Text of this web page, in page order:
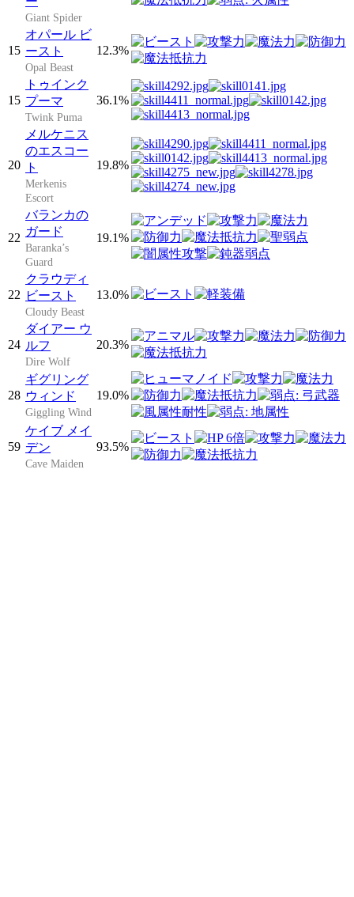
Giant Spider
15
オパール ビ
ースト
Opal Beast
12.3%
15
トゥインク
プーマ
Twink Puma
36.1%
20
メルケニス
のエスコー
ト
Merkenis
Escort
19.8%
22
バランカの
ガード
Baranka’s
Guard
19.1%
22
クラウディ
ビースト
Cloudy Beast
13.0%
24
ダイアー ウ
ルフ
Dire Wolf
20.3%
28
ギグリング
ウィンド
Giggling Wind
19.0%
59
ケイブ メイ
デン
Cave Maiden
93.5%